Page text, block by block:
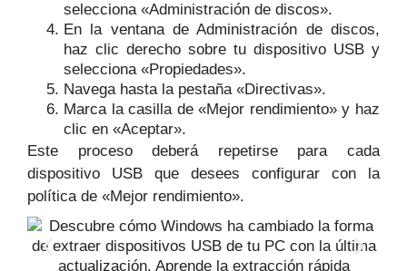
selecciona «Administración de discos».
En la ventana de Administración de discos,
haz clic derecho sobre tu dispositivo USB y
selecciona «Propiedades».
Navega hasta la pestaña «Directivas».
Marca la casilla de «Mejor rendimiento» y haz
clic en «Aceptar».
Este proceso deberá repetirse para cada
dispositivo USB que desees configurar con la
política de «Mejor rendimiento».